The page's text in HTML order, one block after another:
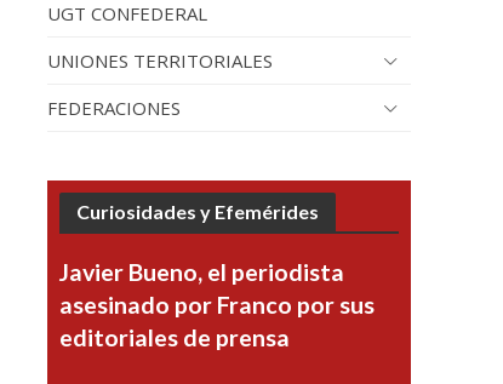
UGT CONFEDERAL
UNIONES TERRITORIALES
FEDERACIONES
Curiosidades y Efemérides
Javier Bueno, el periodista
asesinado por Franco por sus
editoriales de prensa